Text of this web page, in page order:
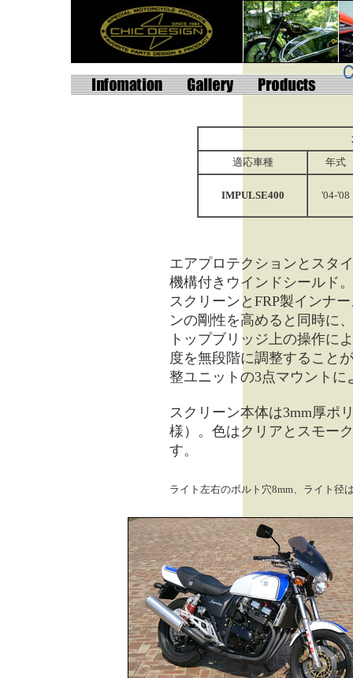
適応車種
年式
IMPULSE400 '04-'08
エアプロテクションとスタ
機構付きウインドシールド。
スクリーンとFRP製インナ
ンの剛性を高めると同時に
トップブリッジ上の操作に
度を無段階に調整すること
整ユニットの3点マウント
スクリーン本体は3mm厚ポ
様）。色はクリアとスモー
す。
ライト左右のボルト穴8mm、ライト径